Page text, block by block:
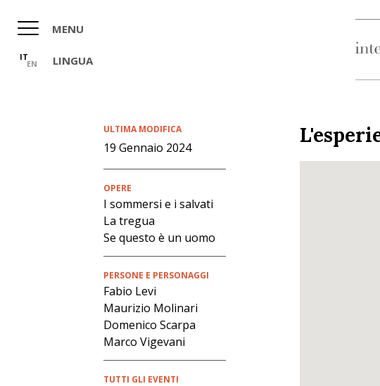
principale
MENU
IT
EN LINGUA
ULTIMA MODIFICA
19 Gennaio 2024
OPERE
I sommersi e i salvati
La tregua
Se questo è un uomo
PERSONE E PERSONAGGI
Fabio Levi
Maurizio Molinari
Domenico Scarpa
Marco Vigevani
TUTTI GLI EVENTI